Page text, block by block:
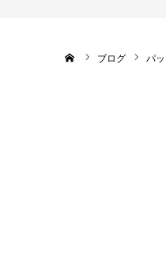
ブログ パ